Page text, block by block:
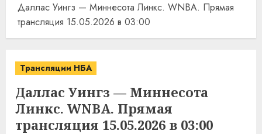
Даллас Уингз — Миннесота Линкс. WNBA. Прямая
трансляция 15.05.2026 в 03:00
Трансляции НБА
Даллас Уингз — Миннесота
Линкс. WNBA. Прямая
трансляция 15.05.2026 в 03:00